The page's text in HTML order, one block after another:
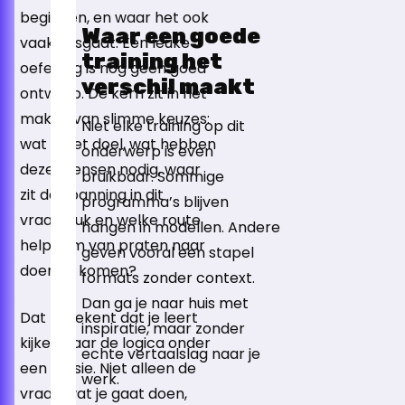
beginnen, en waar het ook
vaak misgaat. Een leuke
oefening is nog geen goed
ontwerp. De kern zit in het
maken van slimme keuzes:
wat is het doel, wat hebben
deze mensen nodig, waar
zit de spanning in dit
vraagstuk en welke route
helpt om van praten naar
doen te komen?
Dat betekent dat je leert
kijken naar de logica onder
een sessie. Niet alleen de
vraag wat je gaat doen,
Waar een goede
training het
verschil maakt
Niet elke training op dit
onderwerp is even
bruikbaar. Sommige
programma’s blijven
hangen in modellen. Andere
geven vooral een stapel
formats zonder context.
Dan ga je naar huis met
inspiratie, maar zonder
echte vertaalslag naar je
werk.